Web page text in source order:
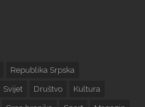
Republika Srpska
Svijet Društvo Kultura